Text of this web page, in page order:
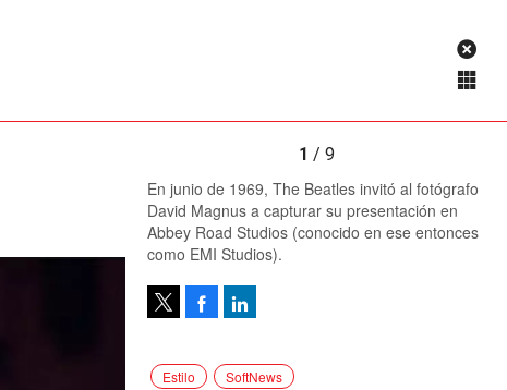
Estilo SoftNews
1 / 9
En junio de 1969, The Beatles invitó al fotógrafo
David Magnus a capturar su presentación en
Abbey Road Studios (conocido en ese entonces
como EMI Studios).
Facebook